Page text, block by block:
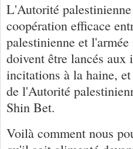
L'Autorité
coopération efficace
palestinienne et
doivent être lancés aux
incitations à la haine,
de l'Autorité
Shin Bet.
Voilà comment nous